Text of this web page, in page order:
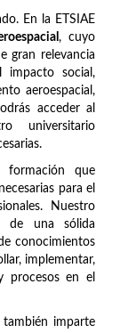
En la ETSIAE
, cuyo
gran relevancia
social,
aeroespacial,
acceder al
universitario
formación que
para el
Nuestro
de una sólida
conocimientos
implementar,
procesos en el
también imparte